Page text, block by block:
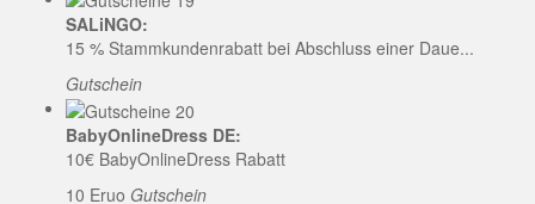
SALiNGO:
15 % Stammkundenrabatt bei Abschluss einer Daue...
Gutschein
BabyOnlineDress DE:
10€ BabyOnlineDress Rabatt
10 Eruo Gutschein